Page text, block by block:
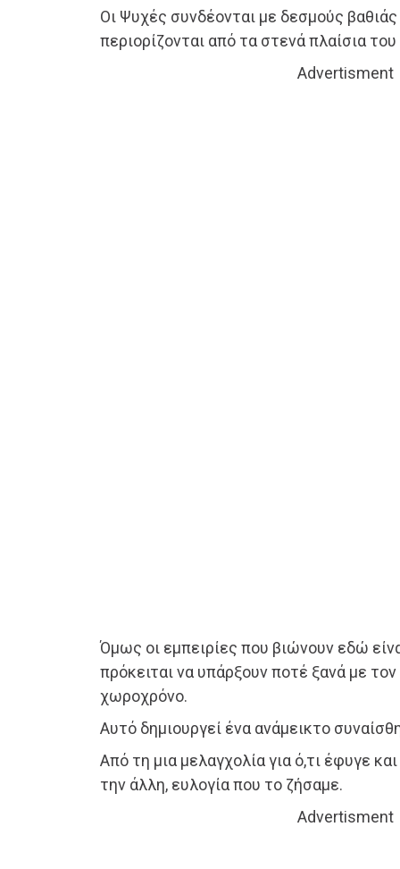
Oι Ψυχές συνδέονται με δεσμούς
περιορίζονται από τα στενά πλαίσια
Advertisment
Όμως οι εμπειρίες που βιώνουν εδώ
πρόκειται να υπάρξουν ποτέ ξανά με
χωροχρόνο.
Αυτό δημιουργεί ένα ανάμεικτο
Από τη μια μελαγχολία για ό,τι έφυγε
την άλλη, ευλογία που το ζήσαμε.
Advertisment